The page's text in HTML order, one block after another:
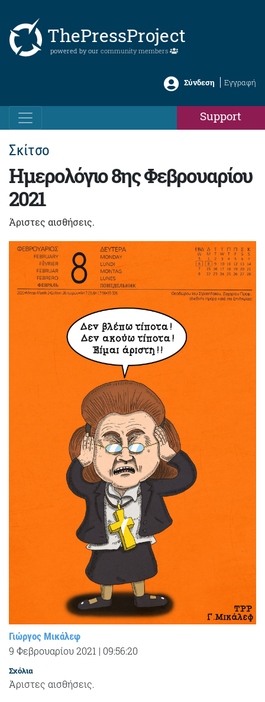
ThePressProject
powered by our community members
Σύνδεση Εγγραφή
Support
Σκίτσο
Ημερολόγιο 8ης Φεβρουαρίου
2021
Άριστες αισθήσεις.
Γιώργος Μικάλεφ
9 Φεβρουαρίου 2021 | 09:56:20
Σχόλια
Άριστες αισθήσεις.